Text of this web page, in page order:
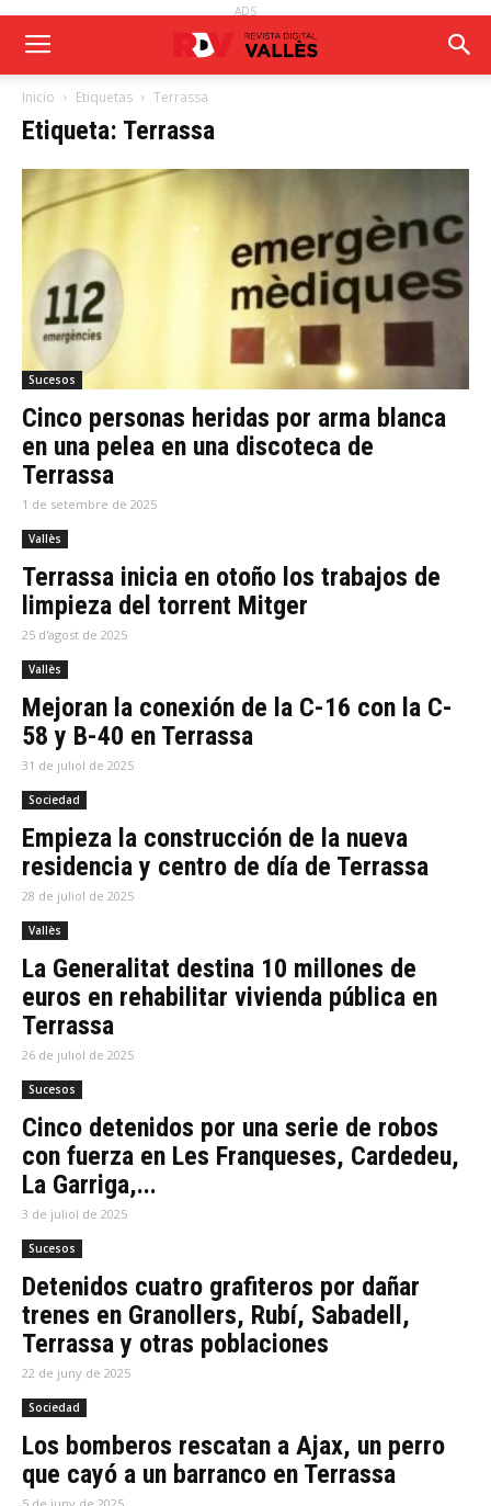
ADS
Inicio Etiquetas Terrassa
Etiqueta: Terrassa
Sucesos
Cinco personas heridas por arma blanca
en una pelea en una discoteca de
Terrassa
1 de setembre de 2025
Vallès
Terrassa inicia en otoño los trabajos de
limpieza del torrent Mitger
25 d'agost de 2025
Vallès
Mejoran la conexión de la C-16 con la C-
58 y B-40 en Terrassa
31 de juliol de 2025
Sociedad
Empieza la construcción de la nueva
residencia y centro de día de Terrassa
28 de juliol de 2025
Vallès
La Generalitat destina 10 millones de
euros en rehabilitar vivienda pública en
Terrassa
26 de juliol de 2025
Sucesos
Cinco detenidos por una serie de robos
con fuerza en Les Franqueses, Cardedeu,
La Garriga,...
3 de juliol de 2025
Sucesos
Detenidos cuatro grafiteros por dañar
trenes en Granollers, Rubí, Sabadell,
Terrassa y otras poblaciones
22 de juny de 2025
Sociedad
Los bomberos rescatan a Ajax, un perro
que cayó a un barranco en Terrassa